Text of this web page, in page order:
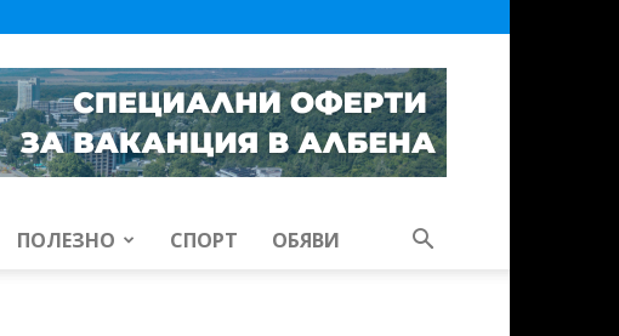
ПОЛЕЗНО СПОРТ ОБЯВИ